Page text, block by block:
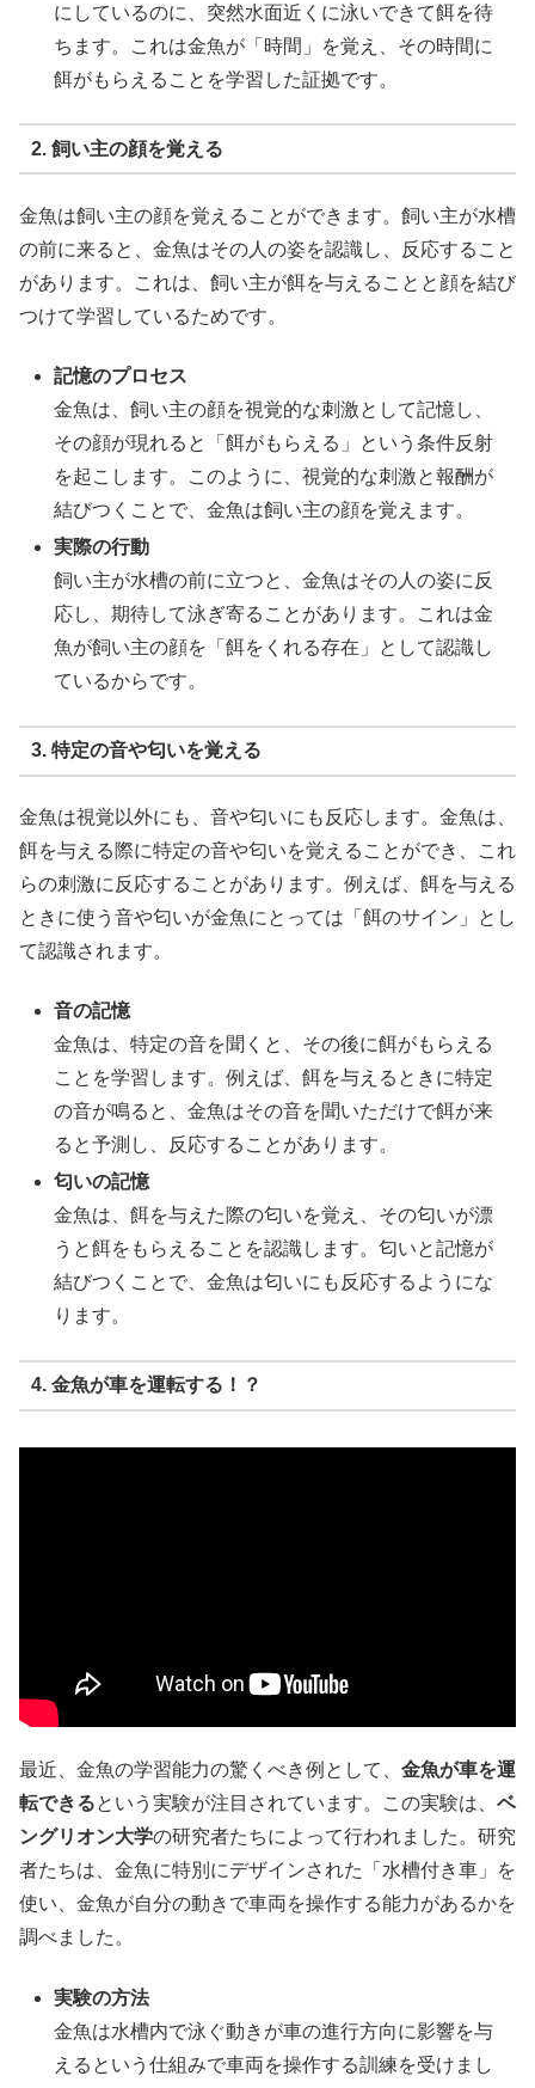
にしているのに、突然水面近くに泳いできて餌を待
ちます。これは金魚が「時間」を覚え、その時間に
餌がもらえることを学習した証拠です。
2. 飼い主の顔を覚える
金魚は飼い主の顔を覚えることができます。飼い主が水槽
の前に来ると、金魚はその人の姿を認識し、反応すること
があります。これは、飼い主が餌を与えることと顔を結び
つけて学習しているためです。
記憶のプロセス
金魚は、飼い主の顔を視覚的な刺激として記憶し、
その顔が現れると「餌がもらえる」という条件反射
を起こします。このように、視覚的な刺激と報酬が
結びつくことで、金魚は飼い主の顔を覚えます。
実際の行動
飼い主が水槽の前に立つと、金魚はその人の姿に反
応し、期待して泳ぎ寄ることがあります。これは金
魚が飼い主の顔を「餌をくれる存在」として認識し
ているからです。
3. 特定の音や匂いを覚える
金魚は視覚以外にも、音や匂いにも反応します。金魚は、
餌を与える際に特定の音や匂いを覚えることができ、これ
らの刺激に反応することがあります。例えば、餌を与える
ときに使う音や匂いが金魚にとっては「餌のサイン」とし
て認識されます。
音の記憶
金魚は、特定の音を聞くと、その後に餌がもらえる
ことを学習します。例えば、餌を与えるときに特定
の音が鳴ると、金魚はその音を聞いただけで餌が来
ると予測し、反応することがあります。
匂いの記憶
金魚は、餌を与えた際の匂いを覚え、その匂いが漂
うと餌をもらえることを認識します。匂いと記憶が
結びつくことで、金魚は匂いにも反応するようにな
ります。
4. 金魚が車を運転する！？
最近、金魚の学習能力の驚くべき例として、 金魚が車を運
転できるという実験が注目されています。この実験は、 ベ
ングリオン大学の研究者たちによって行われました。研究
者たちは、金魚に特別にデザインされた「水槽付き車」を
使い、金魚が自分の動きで車両を操作する能力があるかを
調べました。
実験の方法
金魚は水槽内で泳ぐ動きが車の進行方向に影響を与
えるという仕組みで車両を操作する訓練を受けまし